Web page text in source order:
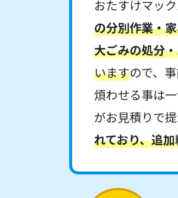
おたすけマッ
の分別作業・
大ごみの処分
いますので、
煩わせる事は
がお見積りで
れており、追